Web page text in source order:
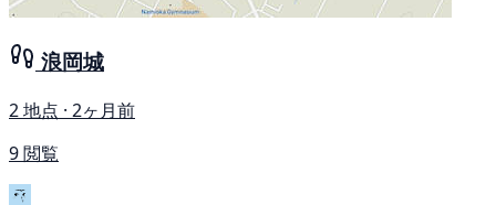
浪岡城
2 地点 · 2ヶ月前
9 閲覧